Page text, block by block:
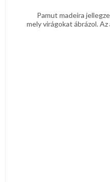
Pamut madeira
mely virágokat ábrázol.